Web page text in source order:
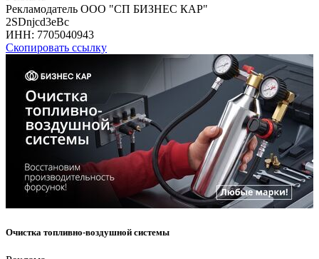
Рекламодатель ООО "СП БИЗНЕС КАР"
2SDnjcd3eBc
ИНН: 7705040943
Скопировать ссылку
Очистка топливно-воздушной системы